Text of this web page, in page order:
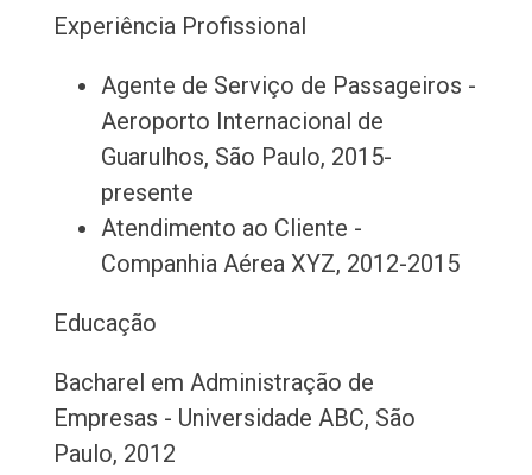
Experiência Profissional
Agente de Serviço de Passageiros -
Aeroporto Internacional de
Guarulhos, São Paulo, 2015-
presente
Atendimento ao Cliente -
Companhia Aérea XYZ, 2012-2015
Educação
Bacharel em Administração de
Empresas - Universidade ABC, São
Paulo, 2012